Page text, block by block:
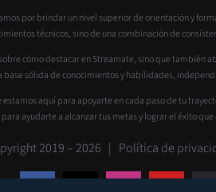
por brindar un nivel superior de orientación y
técnicos, sino de una combinación de
cómo destacar en Streamate, sino que
base sólida de conocimientos y habilidades,
aquí para apoyarte en cada paso de tu
ayudarte a alcanzar tus metas y lograr el éxito
2019 –2026 | Política de